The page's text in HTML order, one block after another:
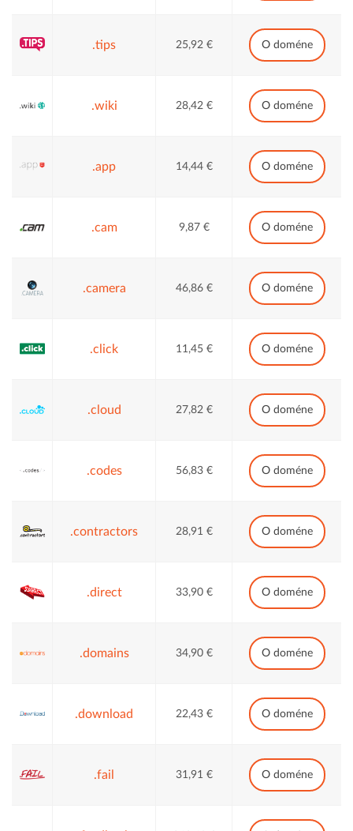
.tips 25,92 € O doméne
.wiki 28,42 € O doméne
.app 14,44 € O doméne
.cam 9,87 € O doméne
.camera 46,86 € O doméne
.click 11,45 € O doméne
.cloud 27,82 € O doméne
.codes 56,83 € O doméne
.contractors 28,91 € O doméne
.direct 33,90 € O doméne
.domains 34,90 € O doméne
.download 22,43 € O doméne
.fail 31,91 € O doméne